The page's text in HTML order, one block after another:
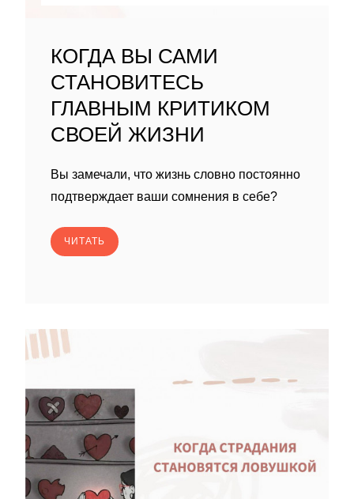
КОГДА ВЫ САМИ
СТАНОВИТЕСЬ
ГЛАВНЫМ КРИТИКОМ
СВОЕЙ ЖИЗНИ
Вы замечали, что жизнь словно постоянно
подтверждает ваши сомнения в себе?
ЧИТАТЬ